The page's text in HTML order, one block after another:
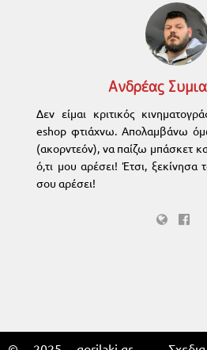
Ανδρέας
Δεν είμαι κριτικός
eshop φτιάχνω. Απολαμβάνω
(ακορντεόν), να παίζω μπάσκετ
ό,τι μου αρέσει! Έτσι, ξεκίνησα
σου αρέσει!